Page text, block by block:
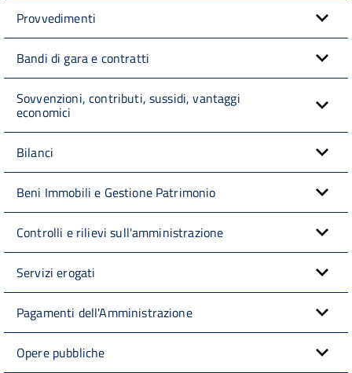
Provvedimenti
Bandi di gara e contratti
Sovvenzioni, contributi, sussidi, vantaggi
economici
Bilanci
Beni Immobili e Gestione Patrimonio
Controlli e rilievi sull'amministrazione
Servizi erogati
Pagamenti dell'Amministrazione
Opere pubbliche